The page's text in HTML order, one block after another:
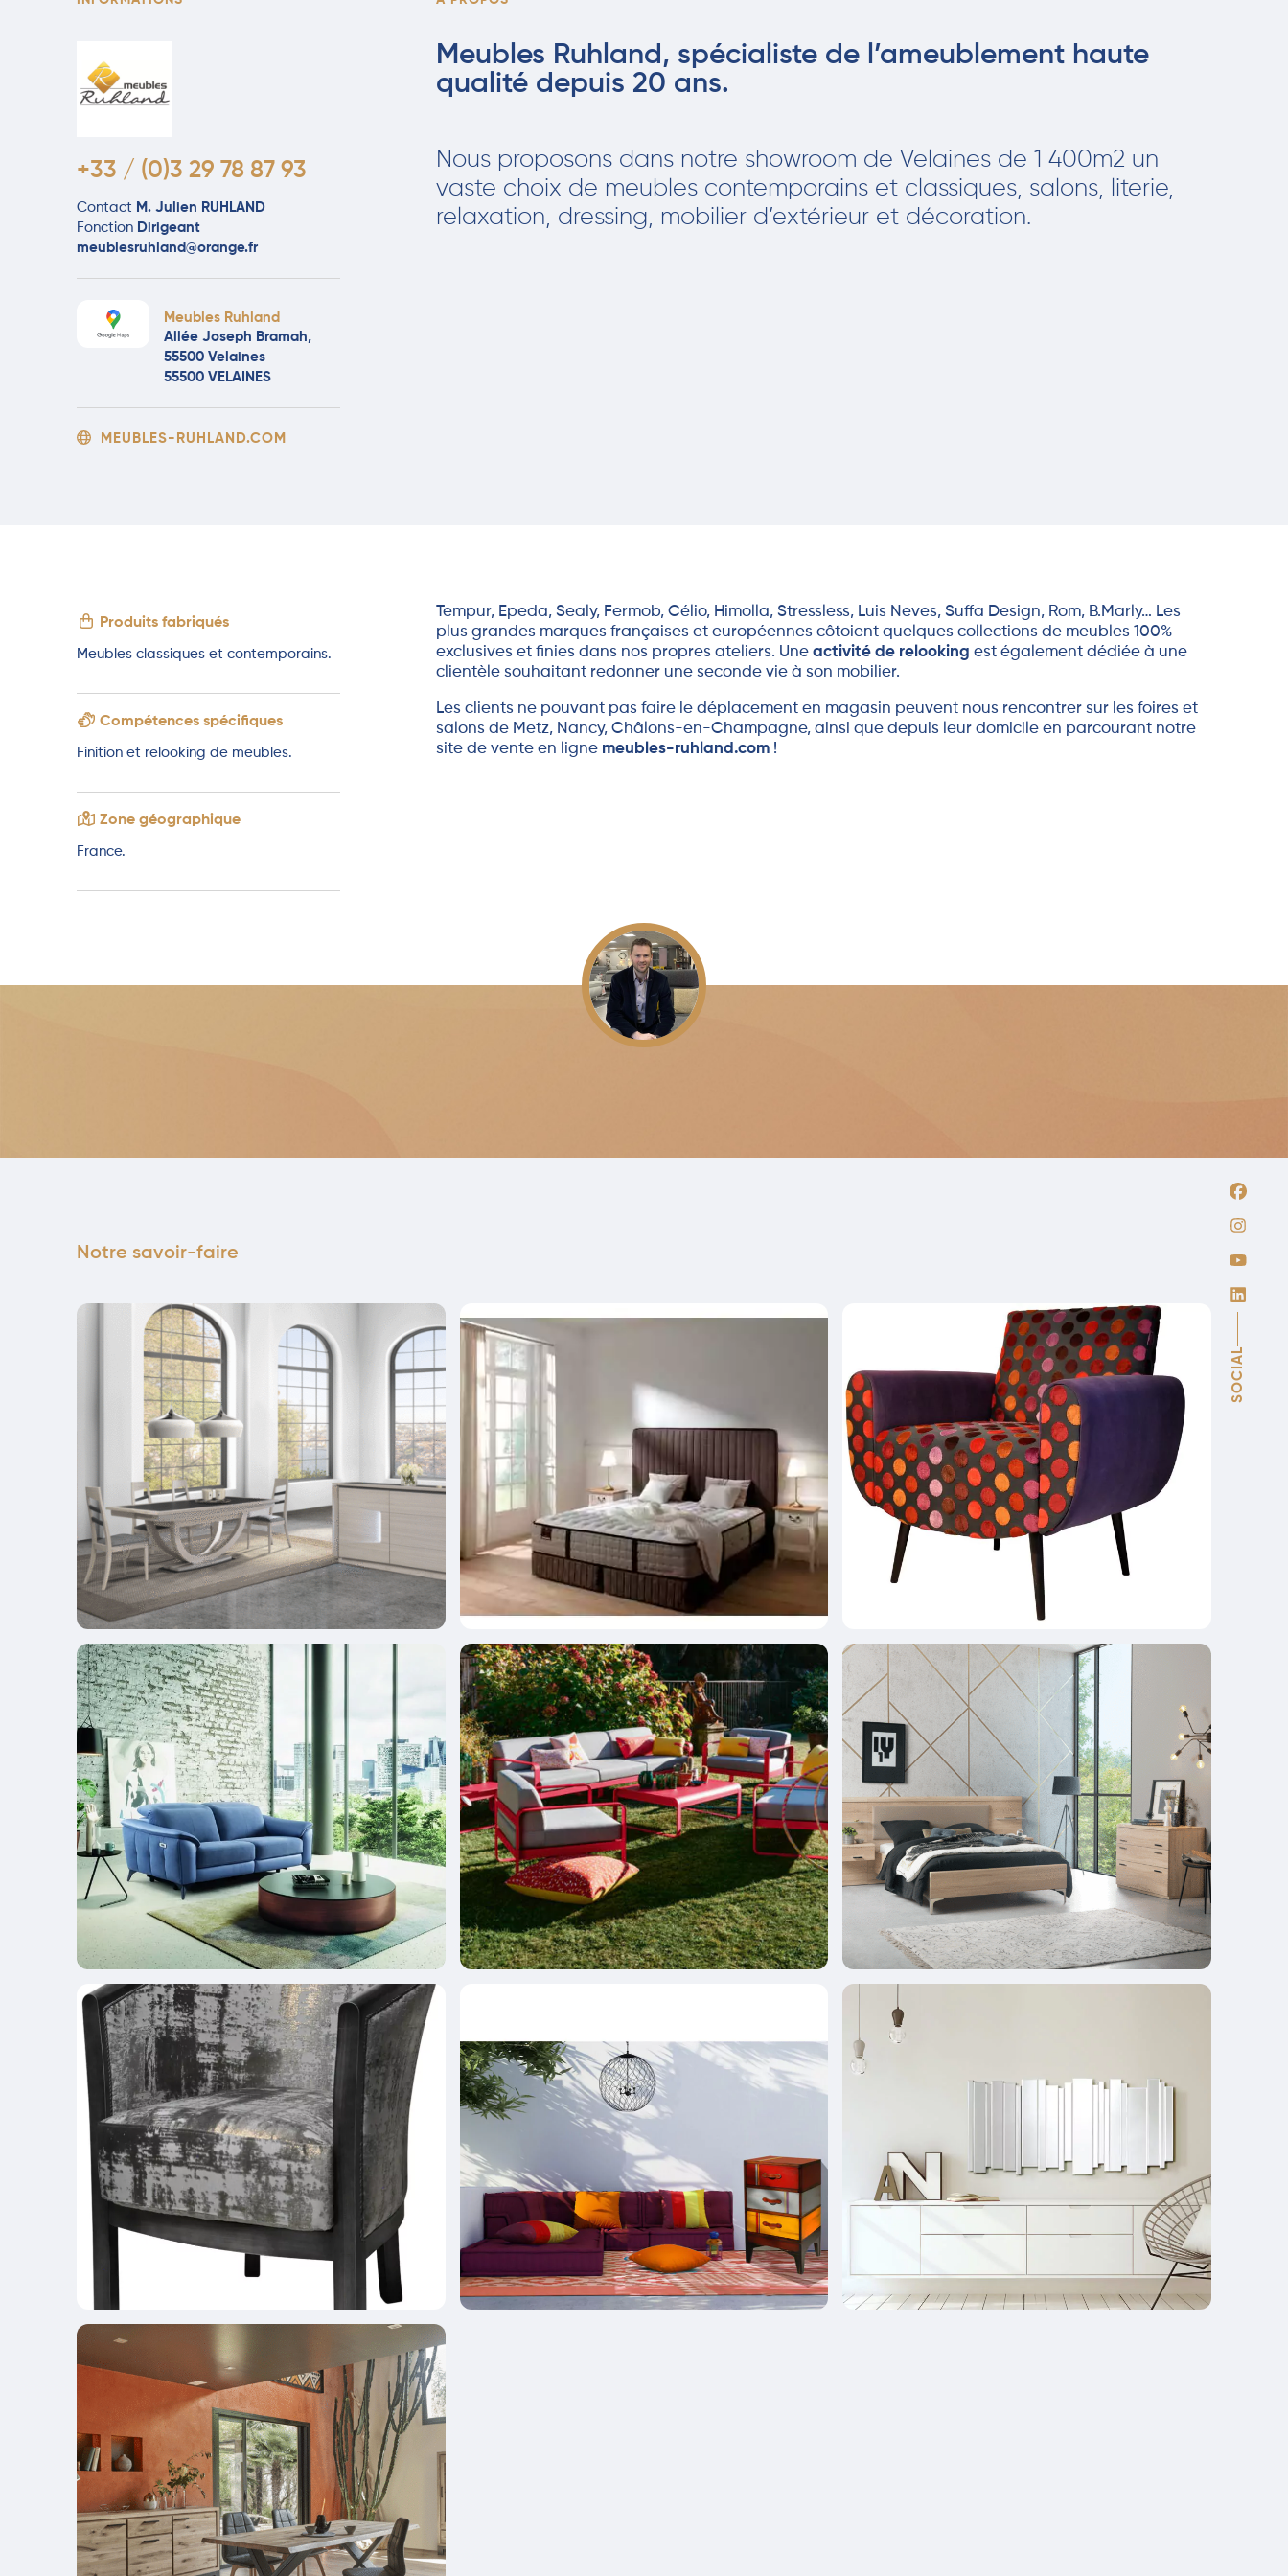
+33 / (0)3 29 78 87 93
Contact M. Julien RUHLAND
Fonction Dirigeant
meublesruhland@orange.fr
Meubles Ruhland
Allée Joseph Bramah,
55500 Velaines
55500 VELAINES
MEUBLES-RUHLAND.COM
Meubles Ruhland, spécialiste de l’ameublement haute
qualité depuis 20 ans.
Nous proposons dans notre showroom de Velaines de 1 400m2 un
vaste choix de meubles contemporains et classiques, salons, literie,
relaxation, dressing, mobilier d’extérieur et décoration.
Produits fabriqués
Meubles classiques et contemporains.
Compétences spécifiques
Finition et relooking de meubles.
Zone géographique
France.
Tempur, Epeda, Sealy, Fermob, Célio, Himolla, Stressless, Luis Neves, Suffa Design, Rom, B.Marly… Les
plus grandes marques françaises et européennes côtoient quelques collections de meubles 100%
exclusives et finies dans nos propres ateliers. Une activité de relooking est également dédiée à une
clientèle souhaitant redonner une seconde vie à son mobilier.
Les clients ne pouvant pas faire le déplacement en magasin peuvent nous rencontrer sur les foires et
salons de Metz, Nancy, Châlons-en-Champagne, ainsi que depuis leur domicile en parcourant notre
site de vente en ligne meubles-ruhland.com !
Notre savoir-faire
SOCIAL